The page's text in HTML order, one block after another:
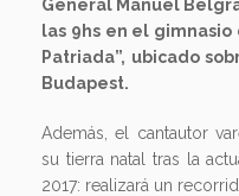
General Manuel
las 9hs en el
Patriada”, ubicado
Budapest.
Además, el cantautor
su tierra natal tras la
2017: realizará un